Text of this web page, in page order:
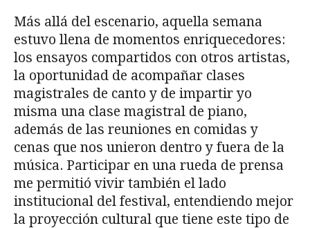
Más allá del escenario, aquella semana
estuvo llena de momentos enriquecedores:
los ensayos compartidos con otros artistas,
la oportunidad de acompañar clases
magistrales de canto y de impartir yo
misma una clase magistral de piano,
además de las reuniones en comidas y
cenas que nos unieron dentro y fuera de la
música. Participar en una rueda de prensa
me permitió vivir también el lado
institucional del festival, entendiendo mejor
la proyección cultural que tiene este tipo de